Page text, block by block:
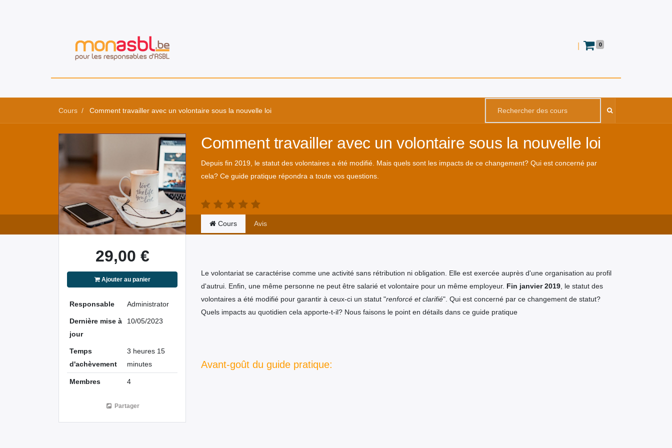
0
Cours Comment travailler avec un volontaire sous la nouvelle loi
Comment travailler avec un volontaire sous la nouvelle loi
Depuis fin 2019, le statut des volontaires a été modifié. Mais quels sont les impacts de ce changement? Qui est concerné par
cela? Ce guide pratique répondra a toute vos questions.
29,00 €
Ajouter au panier
Responsable Administrator
Dernière mise à
jour
10/05/2023
Temps
d'achèvement
3 heures 15
minutes
Membres 4
Partager
Cours Avis
Le volontariat se caractérise comme une activité sans rétribution ni obligation. Elle est exercée auprès d'une organisation au profil
d'autrui. Enfin, une même personne ne peut être salarié et volontaire pour un même employeur. Fin janvier 2019 , le statut des
volontaires a été modifié pour garantir à ceux-ci un statut "renforcé et clarifié". Qui est concerné par ce changement de statut?
Quels impacts au quotidien cela apporte-t-il? Nous faisons le point en détails dans ce guide pratique
Avant-goût du guide pratique: